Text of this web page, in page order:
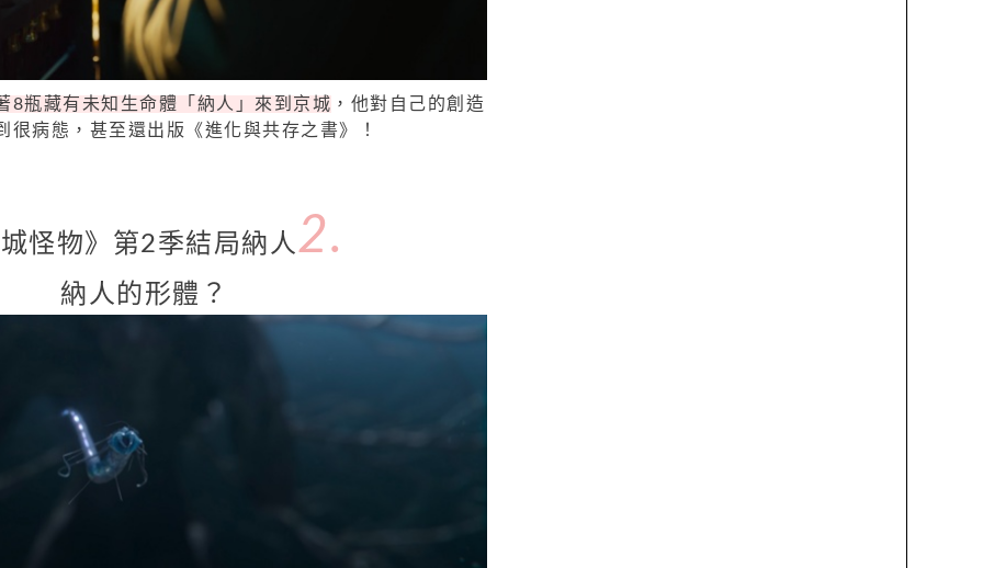
8瓶藏有未知生命體「納人」來到京城 ，他對自己的創造
很病態，甚至還出版《進化與共存之書》！
怪物》第2季結局納人2.
納人的形體？